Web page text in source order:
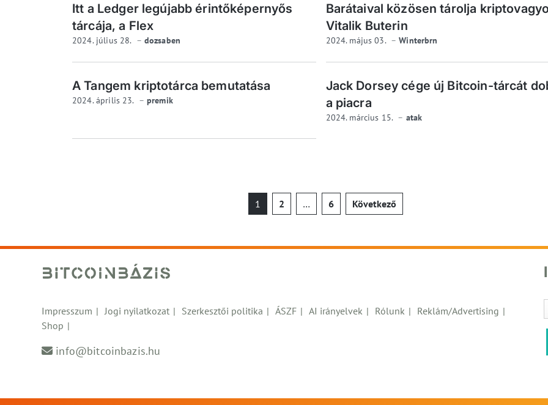
Itt a Ledger legújabb érintőképernyős
tárcája, a Flex
2024. július 28. dozsaben
Barátaival közösen tárolja
Vitalik Buterin
2024. május 03. Winterbrn
A Tangem kriptotárca bemutatása
2024. április 23. premik
Jack Dorsey cége új Bitcoin-tárcát
a piacra
2024. március 15. atak
Bejegyzések
1 2 … 6 Következő
Impresszum Jogi nyilatkozat Szerkesztői politika ÁSZF AI irányelvek Rólunk
Reklám/Advertising
Shop
info@bitcoinbazis.hu